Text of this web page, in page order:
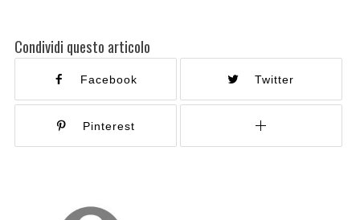
Condividi questo articolo
Facebook Twitter
Pinterest